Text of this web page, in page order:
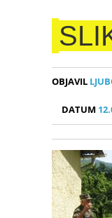
OBJAVIL
DATUM